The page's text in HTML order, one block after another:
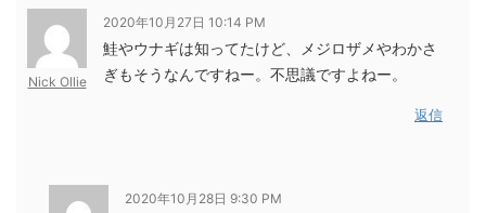
Nick Ollie
2020年10月27日 10:14 PM
鮭やウナギは知ってたけど、メジロザメやわかさ
ぎもそうなんですねー。不思議ですよねー。
返信
2020年10月28日 9:30 PM